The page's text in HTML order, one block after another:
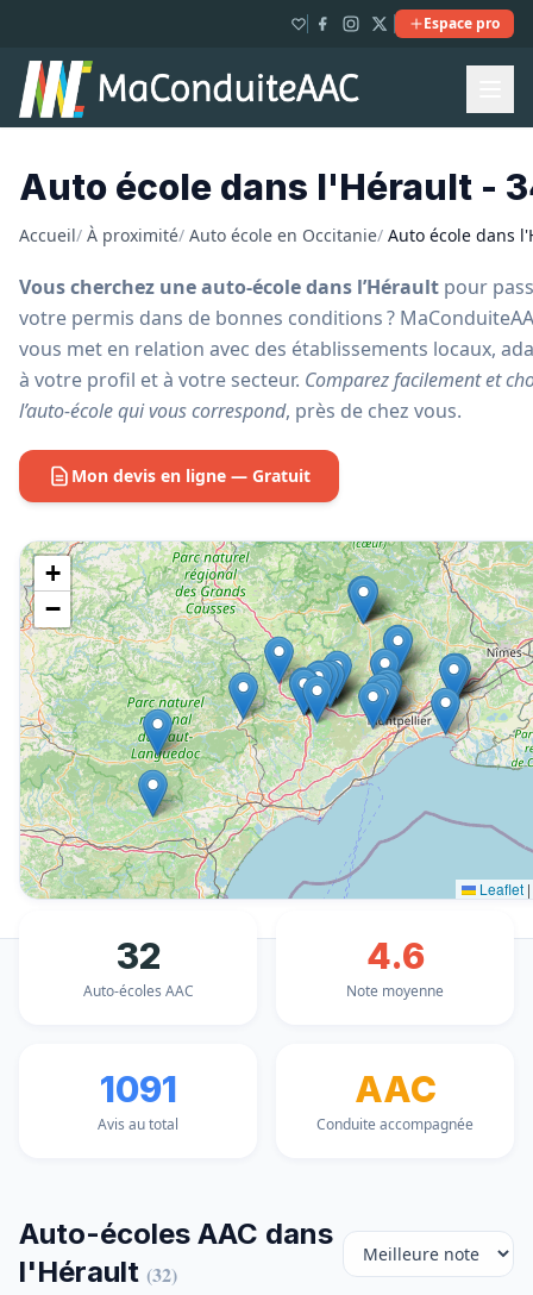
Espace pro
Auto école dans l'Hérault -
Accueil/ À proximité/ Auto école en Occitanie/ Auto école dans
Vous cherchez une auto-école dans l’Hérault pour
votre permis dans de bonnes conditions ?
vous met en relation avec des établissements locaux,
à votre profil et à votre secteur. Comparez facilement et
l’auto-école qui vous correspond, près de chez vous.
Mon devis en ligne — Gratuit
+
−
Leaflet |
32
Auto-écoles AAC
4.6
Note moyenne
1091
Avis au total
AAC
Conduite accompagnée
Auto-écoles AAC dans
l'Hérault (32)